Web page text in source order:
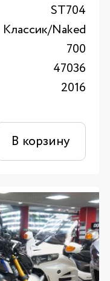
ST704
Классик/Naked
700
47036
2016
В корзину